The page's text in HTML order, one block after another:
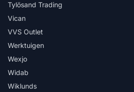
Tylösand Trading
Vican
VVS Outlet
Werktuigen
Wexjo
Widab
Wiklunds